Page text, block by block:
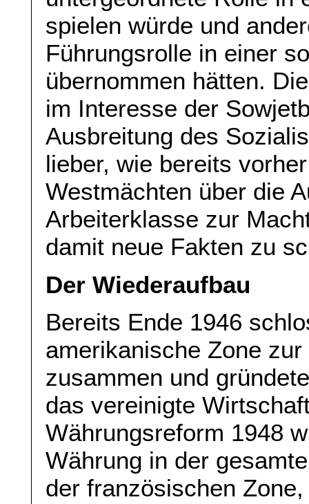
spielen würde und
Führungsrolle in einer
übernommen hätten.
im Interesse der
Ausbreitung des
lieber, wie bereits
Westmächten über die
Arbeiterklasse zur
damit neue Fakten zu
Der Wiederaufbau
Bereits Ende 1946
amerikanische Zone
zusammen und
das vereinigte
Währungsreform 1948
Währung in der
der französischen